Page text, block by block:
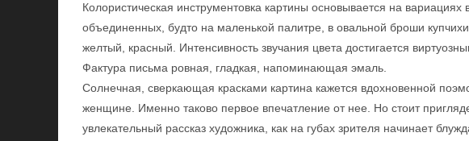
Колористическая инструментовка картины основывается на вариациях
объединенных, будто на маленькой палитре, в овальной броши
желтый, красный. Интенсивность звучания цвета достигается
Фактура письма ровная, гладкая, напоминающая эмаль.
Солнечная, сверкающая красками картина кажется вдохновенной
женщине. Именно таково первое впечатление от нее. Но стоит
увлекательный рассказ художника, как на губах зрителя начинает